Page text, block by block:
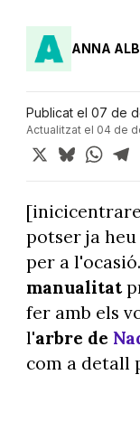
ANNA
Publicat el 07 de
Actualitzat el 04 de
X Bluesky
potser ja
per a
manualitat
fer amb els
l'arbre de
com a detall